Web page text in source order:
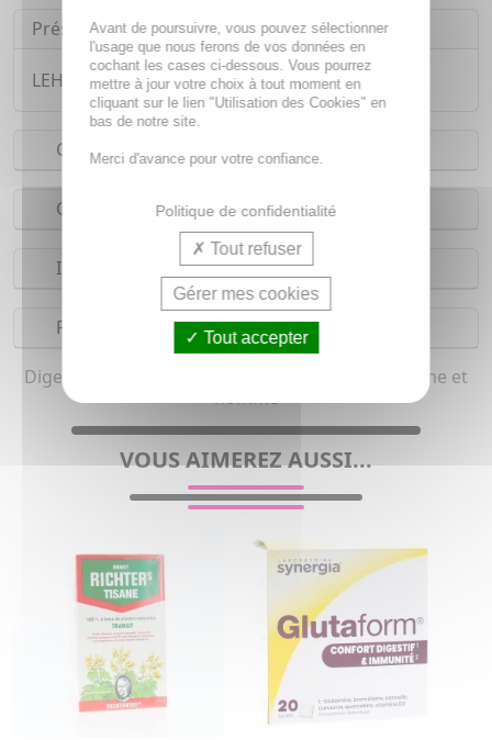
Présentation
LEHNING Dragées végétales rex x60 gélules
Conseils d'utilisation
Composition
Indications
Précautions
Digestion transit et Phytothérapie bio pour femme et
homme
VOUS AIMEREZ AUSSI...
Avant de poursuivre, vous pouvez sélectionner
l'usage que nous ferons de vos données en
cochant les cases ci-dessous. Vous pourrez
mettre à jour votre choix à tout moment en
cliquant sur le lien "Utilisation des Cookies" en
bas de notre site.
Merci d'avance pour votre confiance.
Politique de confidentialité
Tout refuser
Gérer mes cookies
Tout accepter